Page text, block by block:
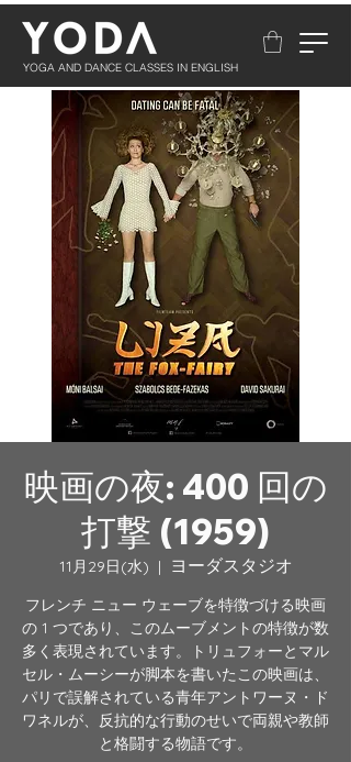
YOGA AND DANCE CLASSES IN ENGLISH
映画の夜: 400 回の
打撃 (1959)
11月29日(水)
  |
ヨーダスタジオ
フレンチ ニュー ウェーブを特徴づける映画
の 1 つであり、このムーブメントの特徴が数
多く表現されています。トリュフォーとマル
セル・ムーシーが脚本を書いたこの映画は、
パリで誤解されている青年アントワーヌ・ド
ワネルが、反抗的な行動のせいで両親や教師
と格闘する物語です。